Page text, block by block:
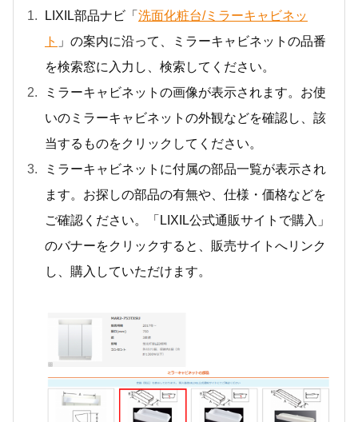
LIXIL部品ナビ「 洗面化粧台/ミラーキャビネッ
ト 」の案内に沿って、ミラーキャビネットの品番
を検索窓に入力し、検索してください。
ミラーキャビネットの画像が表示されます。お使
いのミラーキャビネットの外観などを確認し、該
当するものをクリックしてください。
ミラーキャビネットに付属の部品一覧が表示され
ます。お探しの部品の有無や、仕様・価格などを
ご確認ください。「LIXIL公式通販サイトで購入」
のバナーをクリックすると、販売サイトへリンク
し、購入していただけます。